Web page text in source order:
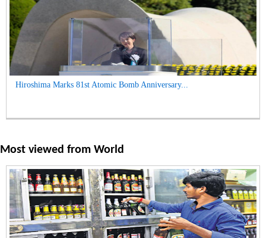
Hiroshima Marks 81st Atomic Bomb Anniversary...
Most viewed from World